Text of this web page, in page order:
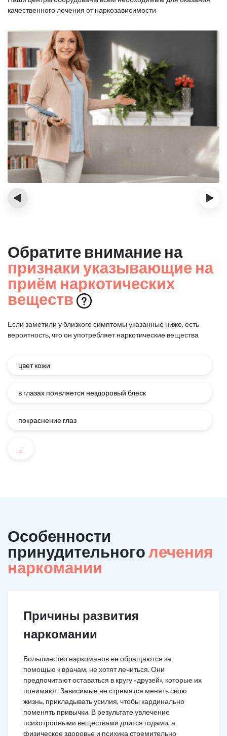
качественного лечения от наркозависимости
‹ ›
Обратите внимание на
признаки указывающие на
приём наркотических
веществ
Если заметили у близкого симптомы указанные ниже, есть
вероятность, что он употребляет наркотические вещества
цвет кожи
в глазах появляется нездоровый блеск
покраснение глаз
...
Особенности
принудительноголечения
наркомании
Причины развития
наркомании
Большинство наркоманов не обращаются за
помощью к врачам, не хотят лечиться. Они
предпочитают оставаться в кругу «друзей», которые их
понимают. Зависимые не стремятся менять свою
жизнь, прикладывать усилия, чтобы кардинально
поменять привычки. В результате увлечение
психотропными веществами длится годами, а
физическое здоровье и психика стремительно